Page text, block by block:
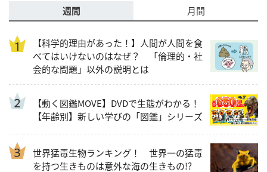
週間 月間
【科学的理由があった！】人間が人間を食
べてはいけないのはなぜ？ 「倫理的・社
会的な問題」以外の説明とは
【動く図鑑MOVE】DVDで生態がわかる！
【年齢別】新しい学びの「図鑑」シリーズ
世界猛毒生物ランキング！ 世界一の猛毒
を持つ生きものは意外な海の生きもの!?